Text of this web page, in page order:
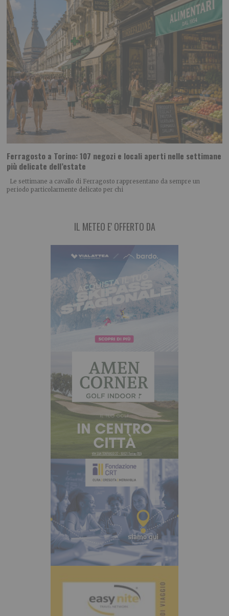
Ferragosto a Torino: 107 negozi e locali aperti nelle settimane
più delicate dell’estate
Le settimane a cavallo di Ferragosto rappresentano da sempre un
periodo particolarmente delicato per chi
IL METEO E' OFFERTO DA